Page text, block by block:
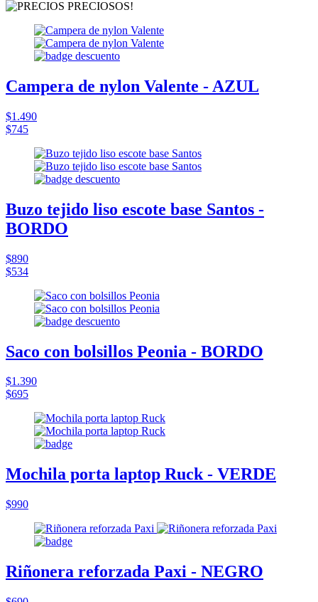
Campera de nylon Valente - AZUL
$1.490
$745
Buzo tejido liso escote base Santos -
BORDO
$890
$534
Saco con bolsillos Peonia - BORDO
$1.390
$695
Mochila porta laptop Ruck - VERDE
$990
Riñonera reforzada Paxi - NEGRO